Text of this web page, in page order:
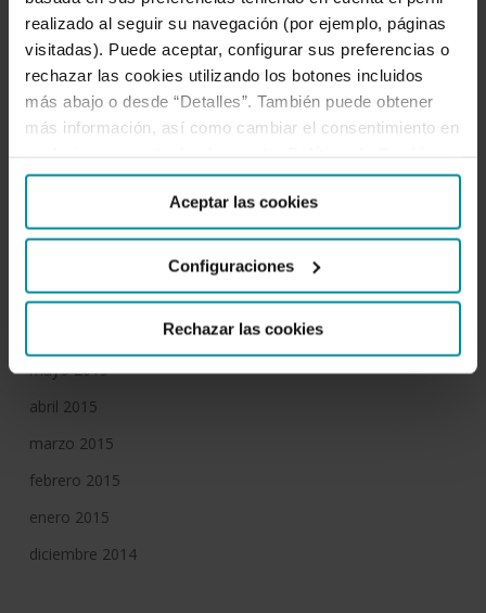
realizado al seguir su navegación (por ejemplo, páginas
visitadas). Puede aceptar, configurar sus preferencias o
rechazar las cookies utilizando los botones incluidos
más abajo o desde “Detalles”. También puede obtener
más información, así como cambiar el consentimiento en
Aceptar las cookies
Configuraciones
Rechazar las cookies
febrero 2016
enero 2016
noviembre 2015
octubre 2015
julio 2015
mayo 2015
abril 2015
marzo 2015
febrero 2015
enero 2015
diciembre 2014